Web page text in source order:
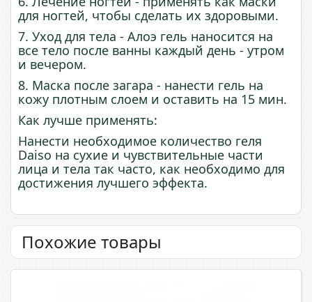
для ногтей, чтобы сделать их здоровыми.
7. Уход для тела - Алоэ гель наносится на
все тело после ванны каждый день - утром
и вечером.
8. Маска после загара - нанести гель на
кожу плотным слоем и оставить на 15 мин.
Как лучше применять:
Нанести необходимое количество геля
Daiso на сухие и чувствительные части
лица и тела так часто, как необходимо для
достижения лучшего эффекта.
Похожие товары